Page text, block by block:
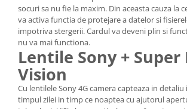
socuri sa nu fie la maxim. Din aceasta cauza la
va activa functia de protejare a datelor si
impotriva stergerii. Cardul va deveni plin si
nu va mai functiona.
Lentile Sony +
Vision
Cu lentilele Sony 4G camera capteaza in
timpul zilei in timp ce noaptea cu ajutorul